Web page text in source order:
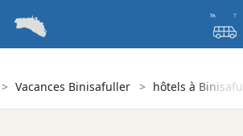
Vacances Binisafuller hôtels à